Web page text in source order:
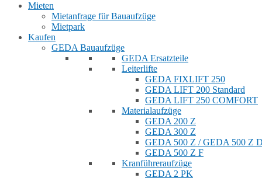
Mieten
Mietanfrage für Bauaufzüge
Mietpark
Kaufen
GEDA Bauaufzüge
GEDA Ersatzteile
Leiterlifte
GEDA FIXLIFT 250
GEDA LIFT 200 Standard
GEDA LIFT 250 COMFORT
Materialaufzüge
GEDA 200 Z
GEDA 300 Z
GEDA 500 Z / GEDA 500 Z
GEDA 500 Z F
Kranführeraufzüge
GEDA 2 PK